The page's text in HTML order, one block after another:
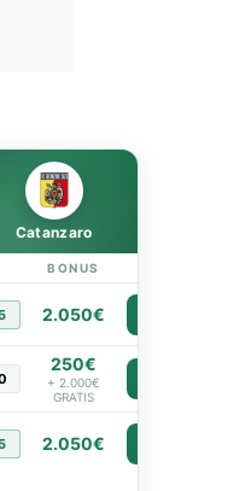
Catanzaro
BONUS
2.050€
250€
+ 2.000€
GRATIS
2.050€